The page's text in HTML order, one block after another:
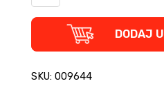
glavu!
Propao
DODAJ
SKU: 009644